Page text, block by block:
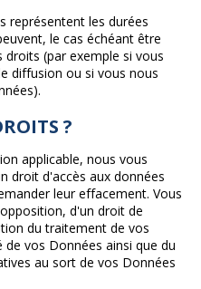
représentent les durées
le cas échéant être
droits (par exemple si vous
diffusion ou si vous nous
?
applicable, nous vous
droit d'accès aux données
leur effacement. Vous
d'un droit de
du traitement de vos
vos Données ainsi que du
au sort de vos Données